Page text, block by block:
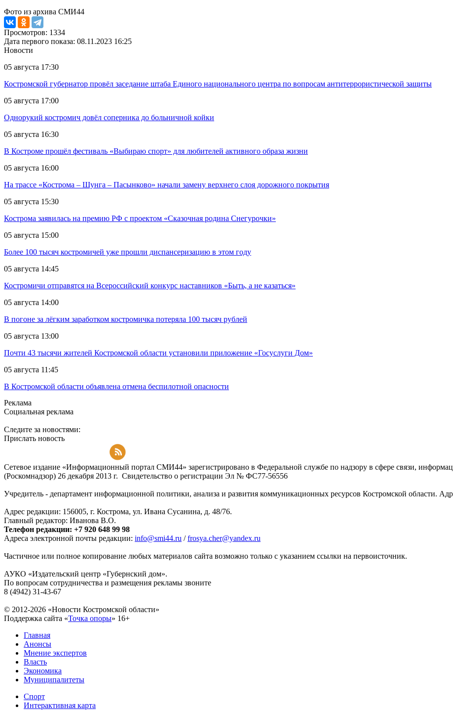
Фото из архива СМИ44
Просмотров: 1334
Дата первого показа: 08.11.2023 16:25
Новости
05 августа 17:30
Костромской губернатор провёл заседание штаба Единого национального центра по вопросам антитеррористической защиты
05 августа 17:00
Однорукий костромич довёл соперника до больничной койки
05 августа 16:30
В Костроме прошёл фестиваль «Выбираю спорт» для любителей активного образа жизни
05 августа 16:00
На трассе «Кострома – Шунга – Пасынково» начали замену верхнего слоя дорожного покрытия
05 августа 15:30
Кострома заявилась на премию РФ с проектом «Сказочная родина Снегурочки»
05 августа 15:00
Более 100 тысяч костромичей уже прошли диспансеризацию в этом году
05 августа 14:45
Костромичи отправятся на Всероссийский конкурс наставников «Быть, а не казаться»
05 августа 14:00
В погоне за лёгким заработком костромичка потеряла 100 тысяч рублей
05 августа 13:00
Почти 43 тысячи жителей Костромской области установили приложение «Госуслуги Дом»
05 августа 11:45
В Костромской области объявлена отмена беспилотной опасности
Реклама
Социальная реклама
Следите за новостями:
Прислать новость
Сетевое издание «Информационный портал СМИ44» зарегистрировано в Федеральной службе по надзору в сфере связи,
(Роскомнадзор) 26 декабря 2013 г. Свидетельство о регистрации Эл № ФC77-56556
Учредитель - департамент информационной политики, анализа и развития коммуникационных ресурсов Костромской области.
Адрес редакции: 156005, г. Кострома, ул. Ивана Сусанина, д. 48/76.
Главный редактор: Иванова В.О.
Телефон редакции: +7 920 648 99 98
Адреса электронной почты редакции: info@smi44.ru /frosya.cher@yandex.ru
Частичное или полное копирование любых материалов сайта возможно только с указанием ссылки на первоисточник.
АУКО «Издательский центр «Губернский дом».
По вопросам сотрудничества и размещения рекламы звоните
8 (4942) 31-43-67
© 2012-2026 «Новости Костромской области»
Поддержка сайта «Точка опоры» 16+
Главная
Анонсы
Мнение экспертов
Власть
Экономика
Муниципалитеты
Спорт
Интерактивная карта